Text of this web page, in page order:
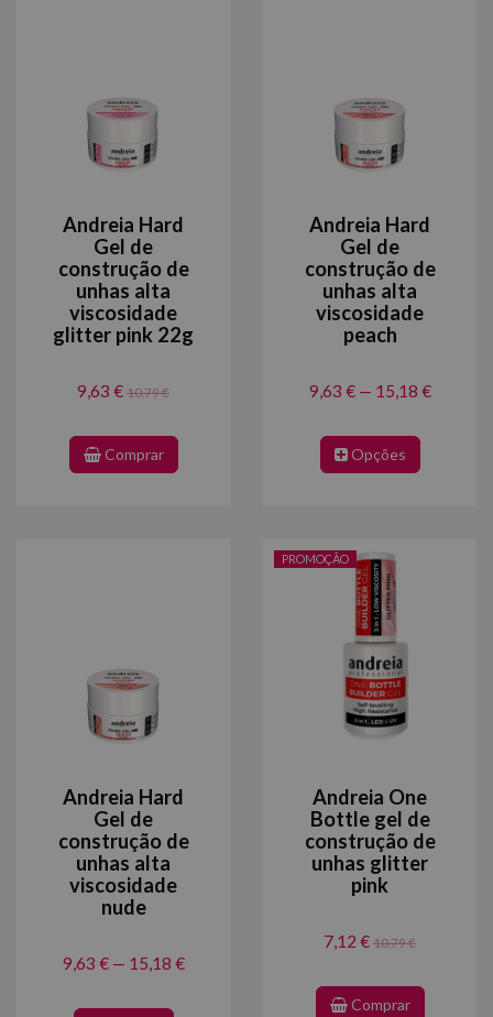
Andreia Hard
Gel de
construção de
unhas alta
viscosidade
glitter pink 22g
9,63 € 10,79 €
Comprar
Andreia Hard
Gel de
construção de
unhas alta
viscosidade
peach
9,63 € — 15,18 €
Opções
Andreia Hard
Gel de
construção de
unhas alta
viscosidade
nude
9,63 € — 15,18 €
PROMOÇÃO
Andreia One
Bottle gel de
construção de
unhas glitter
pink
7,12 € 10,79 €
Comprar